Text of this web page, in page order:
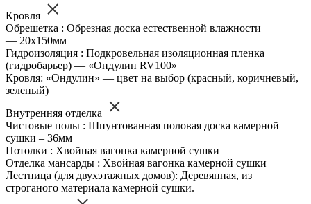
Кровля
Обрешетка : Обрезная доска естественной влажности
— 20х150мм
Гидроизоляция : Подкровельная изоляционная пленка
(гидробарьер) — «Ондулин RV100»
Кровля: «Ондулин» — цвет на выбор (красный, коричневый,
зеленый)
Внутренняя отделка
Чистовые полы : Шпунтованная половая доска камерной
сушки – 36мм
Потолки : Хвойная вагонка камерной сушки
Отделка мансарды : Хвойная вагонка камерной сушки
Лестница (для двухэтажных домов): Деревянная, из
строганого материала камерной сушки.